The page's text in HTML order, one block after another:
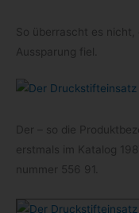
So über­rascht es nicht,
Aus­spa­rung fiel.
Der – so die
erst­mals im Kata­log
num­mer 556 91.